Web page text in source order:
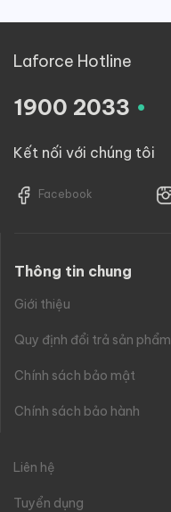
Laforce Hotline
1900 2033 .
Kết nối với chúng tôi
Facebook
Thông tin chung
Giới thiệu
Quy định đổi trả sản phẩm
Chính sách bảo mật
Chính sách bảo hành
Liên hệ
Tuyển dụng